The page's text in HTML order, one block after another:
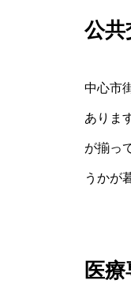
公共
中心市
ありま
が揃っ
うかが
医